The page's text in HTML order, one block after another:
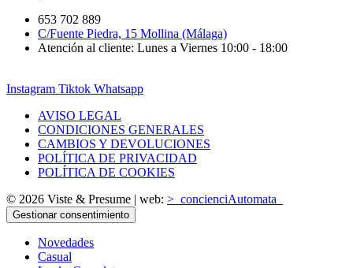
653 702 889
C/Fuente Piedra, 15 Mollina (Málaga)
Atención al cliente: Lunes a Viernes 10:00 - 18:00
Instagram Tiktok Whatsapp
AVISO LEGAL
CONDICIONES GENERALES
CAMBIOS Y DEVOLUCIONES
POLÍTICA DE PRIVACIDAD
POLÍTICA DE COOKIES
© 2026 Viste & Presume | web: >_concienciAutomata_
Gestionar consentimiento
Novedades
Casual